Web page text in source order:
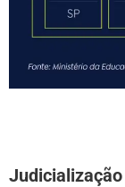
Judicialização